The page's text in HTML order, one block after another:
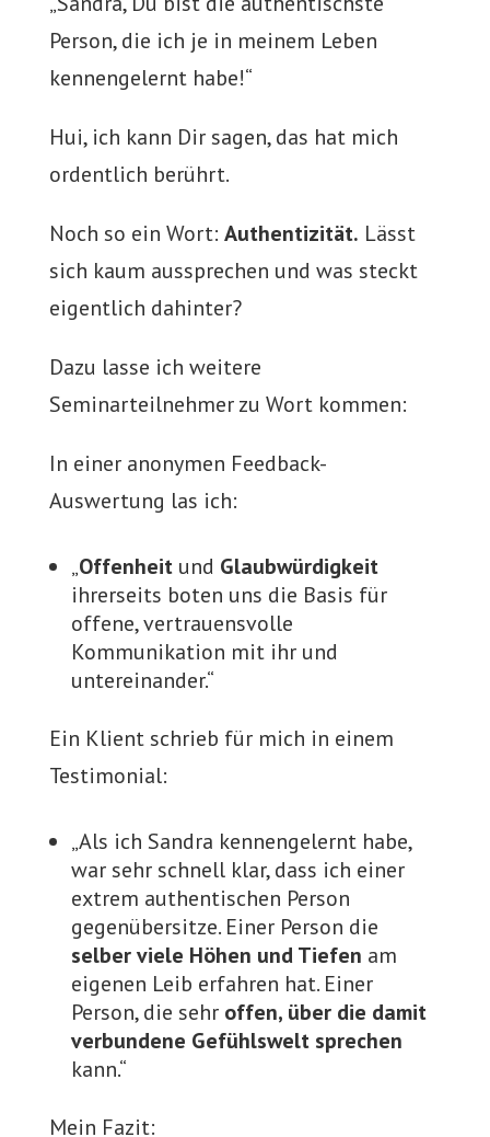
Person, die ich je in meinem Leben
kennengelernt habe!“
Hui, ich kann Dir sagen, das hat mich
ordentlich berührt.
Noch so ein Wort: Authentizität. Lässt
sich kaum aussprechen und was steckt
eigentlich dahinter?
Dazu lasse ich weitere
Seminarteilnehmer zu Wort kommen:
In einer anonymen Feedback-
Auswertung las ich:
„Offenheitund Glaubwürdigkeit
ihrerseits boten uns die Basis für
offene, vertrauensvolle
Kommunikation mit ihr und
untereinander.“
Ein Klient schrieb für mich in einem
Testimonial:
„Als ich Sandra kennengelernt habe,
war sehr schnell klar, dass ich einer
extrem authentischen Person
gegenübersitze. Einer Person die
selber viele Höhen und Tiefen am
eigenen Leib erfahren hat. Einer
Person, die sehr offen, über die damit
verbundene Gefühlswelt sprechen
kann.“
Mein Fazit: